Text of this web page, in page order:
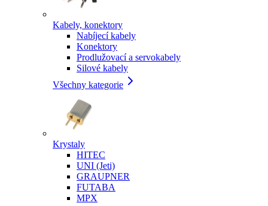
Kabely, konektory
Nabíjecí kabely
Konektory
Prodlužovací a servokabely
Silové kabely
Všechny kategorie
Krystaly
HITEC
UNI (Jeti)
GRAUPNER
FUTABA
MPX